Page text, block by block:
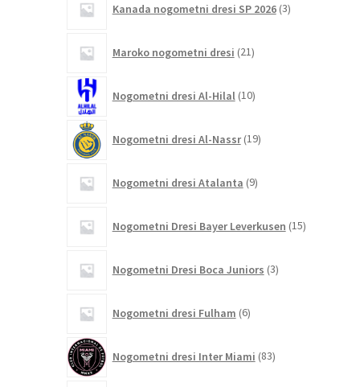
Kanada nogometni dresi SP 2026 3izdelki
Maroko nogometni dresi 21izdelkov
Nogometni dresi Al-Hilal 10izdelkov
Nogometni dresi Al-Nassr 19izdelkov
Nogometni dresi Atalanta 9izdelkov
Nogometni Dresi Bayer Leverkusen 15izdelkov
Nogometni Dresi Boca Juniors 3izdelki
Nogometni dresi Fulham 6izdelkov
Nogometni dresi Inter Miami 83izdelkov